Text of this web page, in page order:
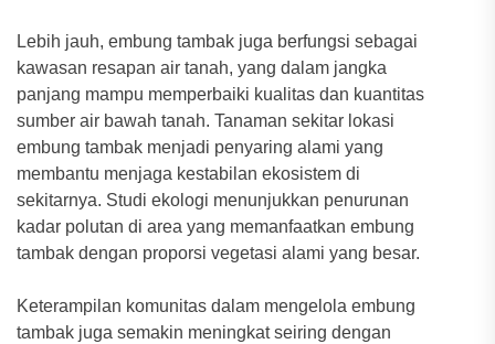
Lebih jauh, embung tambak juga berfungsi sebagai
kawasan resapan air tanah, yang dalam jangka
panjang mampu memperbaiki kualitas dan kuantitas
sumber air bawah tanah. Tanaman sekitar lokasi
embung tambak menjadi penyaring alami yang
membantu menjaga kestabilan ekosistem di
sekitarnya. Studi ekologi menunjukkan penurunan
kadar polutan di area yang memanfaatkan embung
tambak dengan proporsi vegetasi alami yang besar.
Keterampilan komunitas dalam mengelola embung
tambak juga semakin meningkat seiring dengan